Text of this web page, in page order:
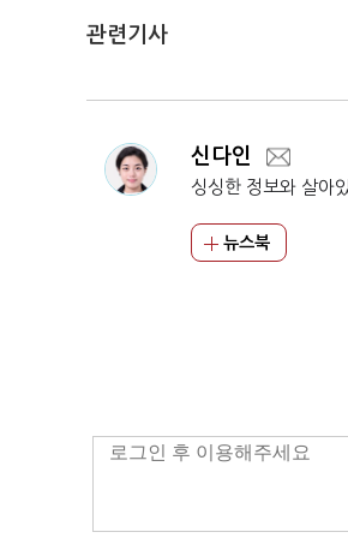
관련기사
신다인
싱싱한 정보와 살아
뉴스북